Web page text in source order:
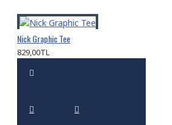
Nick Graphic Tee
829,00TL